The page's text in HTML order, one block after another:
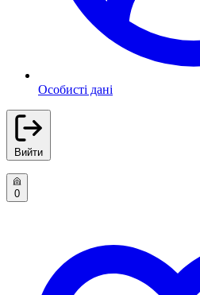
Особисті дані
Вийти
0